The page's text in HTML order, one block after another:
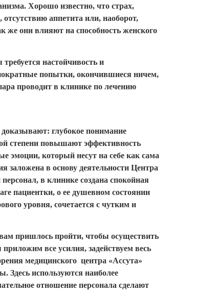
Хорошо известно, что страх,
аппетита или, наоборот,
же они влияют на способность женского
настойчивость и
попытки, окончившиеся ничем,
проводит в клинике по лечению
глубокое понимание
степени повышают эффективность
эмоции, который несут на себе как сама
заложена в основу деятельности Центра
в клинике создана спокойная
пациентки, о ее душевном состоянии
уровня, сочетается с чутким и
пришлось пройти, чтобы осуществить
все усилия, задействуем весь
медицинского центра «Ассута»
Здесь используются наиболее
отношение персонала сделают